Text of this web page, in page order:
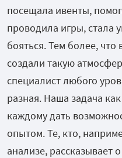
посещала ивенты,
проводила игры, стала
бояться. Тем более,
создали такую
специалист любого
разная. Наша задача
каждому дать
опытом. Те, кто,
анализе, рассказывает